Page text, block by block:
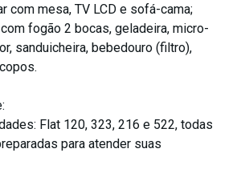
com mesa, TV LCD e sofá-cama;
fogão 2 bocas, geladeira, micro-
sanduicheira, bebedouro (filtro),
Flat 120, 323, 216 e 522, todas
para atender suas